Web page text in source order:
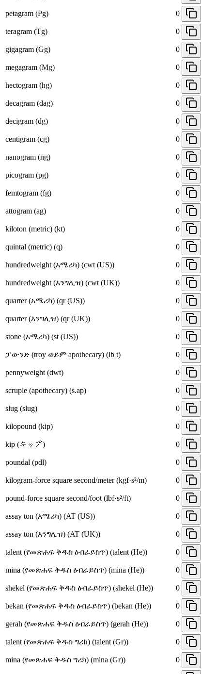
petagram (Pg) 0
teragram (Tg) 0
gigagram (Gg) 0
megagram (Mg) 0
hectogram (hg) 0
decagram (dag) 0
decigram (dg) 0
centigram (cg) 0
nanogram (ng) 0
picogram (pg) 0
femtogram (fg) 0
attogram (ag) 0
kiloton (metric) (kt) 0
quintal (metric) (q) 0
hundredweight (አሜሪካ) (cwt (US)) 0
hundredweight (እንግሊዝ) (cwt (UK)) 0
quarter (አሜሪካ) (qr (US)) 0
quarter (እንግሊዝ) (qr (UK)) 0
stone (አሜሪካ) (st (US)) 0
ፓውንድ (troy ወይም apothecary) (lb t) 0
pennyweight (dwt) 0
scruple (apothecary) (s.ap) 0
slug (slug) 0
kilopound (kip) 0
kip (キップ) 0
poundal (pdl) 0
kilogram-force square second/meter (kgf·s²/m) 0
pound-force square second/foot (lbf·s²/ft) 0
assay ton (አሜሪካ) (AT (US)) 0
assay ton (እንግሊዝ) (AT (UK)) 0
talent (የመጽሐፍ ቅዱስ ዕብራይስጥ) (talent (He)) 0
mina (የመጽሐፍ ቅዱስ ዕብራይስጥ) (mina (He)) 0
shekel (የመጽሐፍ ቅዱስ ዕብራይስጥ) (shekel (He)) 0
bekan (የመጽሐፍ ቅዱስ ዕብራይስጥ) (bekan (He)) 0
gerah (የመጽሐፍ ቅዱስ ዕብራይስጥ) (gerah (He)) 0
talent (የመጽሐፍ ቅዱስ ግሪክ) (talent (Gr)) 0
mina (የመጽሐፍ ቅዱስ ግሪክ) (mina (Gr)) 0